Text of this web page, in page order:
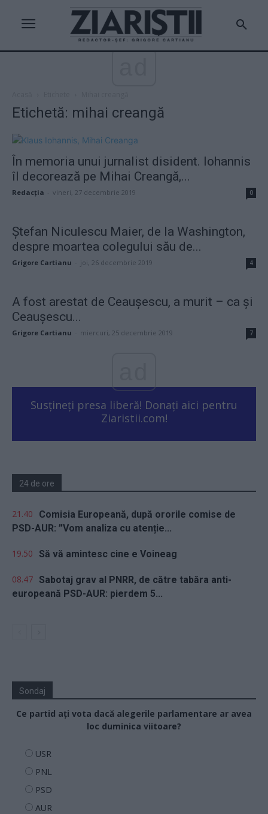
Etichetă: mihai creangă
În memoria unui jurnalist disident. Iohannis
îl decorează pe Mihai Creangă,...
Redacţia vineri, 27 decembrie 2019 0
Ștefan Niculescu Maier, de la Washington,
despre moartea colegului său de...
Grigore Cartianu joi, 26 decembrie 2019 4
A fost arestat de Ceaușescu, a murit – ca și
Ceaușescu...
Grigore Cartianu miercuri, 25 decembrie 2019 7
Susțineți presa liberă! Donați aici pentru
Ziaristii.com!
24 de ore
21.40
Comisia Europeană, după ororile comise de
PSD-AUR: ”Vom analiza cu atenție...
19.50 Să vă amintesc cine e Voineag
08.47 Sabotaj grav al PNRR, de către tabăra anti-
europeană PSD-AUR: pierdem 5...
Sondaj
Ce partid ați vota dacă alegerile parlamentare ar avea
loc duminica viitoare?
USR
PNL
PSD
AUR